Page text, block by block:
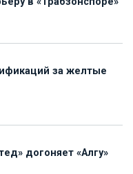
за желтые
догоняет «Алгу»